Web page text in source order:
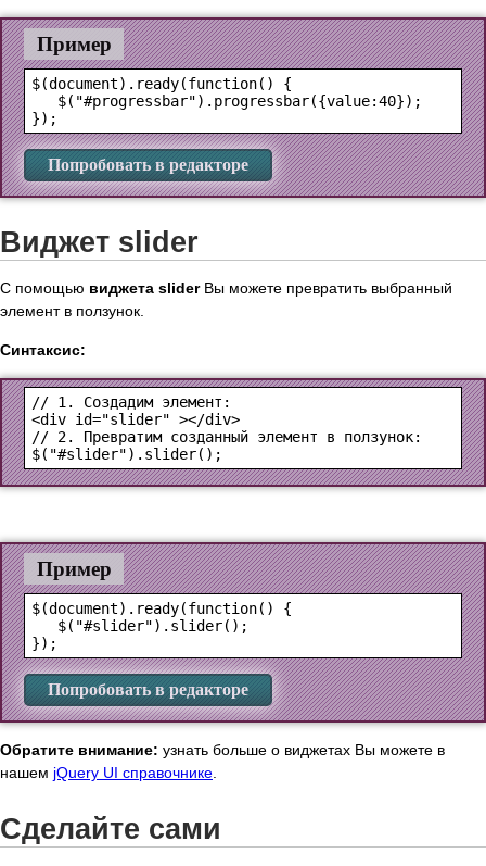
Пример
$(document).ready(function() {
   $("#progressbar").progressbar({value:40});
Попробовать в редакторе
Виджет slider
С помощью виджета sliderВы можете превратить выбранный
элемент в ползунок.
Синтаксис:
<div id="slider" ></div>
$("#slider").slider();
Пример
$(document).ready(function() {
   $("#slider").slider();
Попробовать в редакторе
Обратите внимание: узнать больше о виджетах Вы можете в
нашем jQuery UI справочнике
Сделайте сами